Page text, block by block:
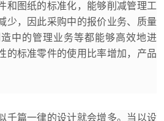
和图纸的标准化，能够削减管理工
少，因此采购中的报价业务、质量
中的管理业务等都能够高效地进
的标准零件的使用比率增加，产品
千篇一律的设计就会增多。当以设